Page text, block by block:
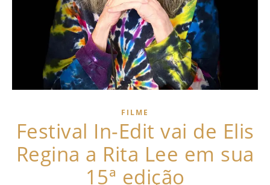
FILME
Festival In-Edit vai de Elis
Regina a Rita Lee em sua
15ª edição